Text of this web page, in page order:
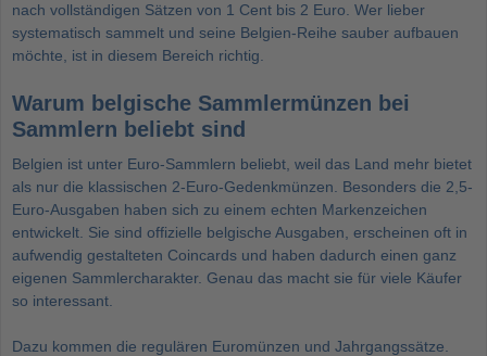
nach vollständigen Sätzen von 1 Cent bis 2 Euro. Wer lieber
systematisch sammelt und seine Belgien-Reihe sauber aufbauen
möchte, ist in diesem Bereich richtig.
Warum belgische Sammlermünzen bei
Sammlern beliebt sind
Belgien ist unter Euro-Sammlern beliebt, weil das Land mehr bietet
als nur die klassischen 2-Euro-Gedenkmünzen. Besonders die 2,5-
Euro-Ausgaben haben sich zu einem echten Markenzeichen
entwickelt. Sie sind offizielle belgische Ausgaben, erscheinen oft in
aufwendig gestalteten Coincards und haben dadurch einen ganz
eigenen Sammlercharakter. Genau das macht sie für viele Käufer
so interessant.
Dazu kommen die regulären Euromünzen und Jahrgangssätze.